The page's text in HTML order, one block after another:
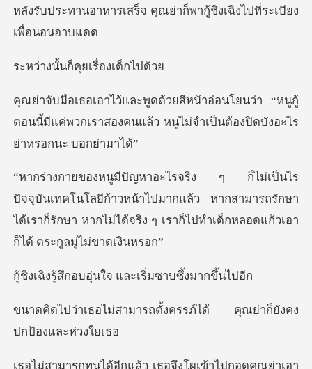
คุณย่าก็พากู้ชิงเฉิงไป
นก็คุยเรื่
นว่า “หนูกู้
ตอนนี้มีแค่พวกเราสองคนแล้ว หนู
โลยีก้าวหน้าไปมากแล้ว หากสามารถรักษา
ได้เราก็รักษา หากไม่ได้จ
บอุ่นใจ และเริ่มซ
รถตั้งครรภ์ได้ คุณย่าก
ีกแล้ว เธอจึงโผเข้